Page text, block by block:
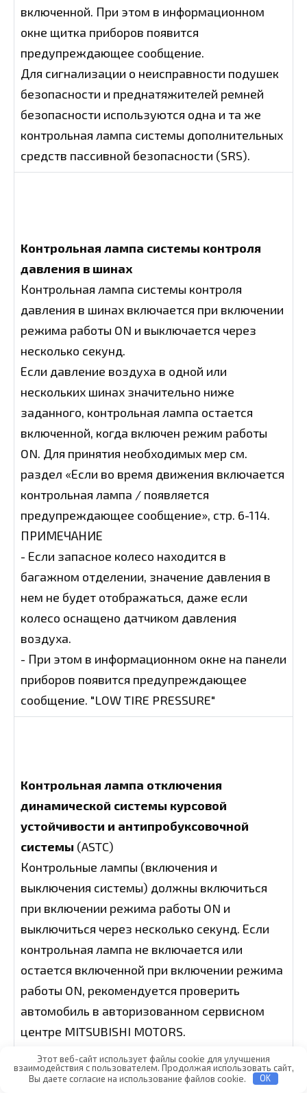
включенной. При этом в информационном
окне щитка приборов появится
предупреждающее сообщение.
Для сигнализации о неисправности подушек
безопасности и преднатяжителей ремней
безопасности используются одна и та же
контрольная лампа системы дополнительных
средств пассивной безопасности (SRS).
Контрольная лампа системы контроля
давления в шинах
Контрольная лампа системы контроля
давления в шинах включается при включении
режима работы ON и выключается через
несколько секунд.
Если давление воздуха в одной или
нескольких шинах значительно ниже
заданного, контрольная лампа остается
включенной, когда включен режим работы
ON. Для принятия необходимых мер см.
раздел «Если во время движения включается
контрольная лампа / появляется
предупреждающее сообщение», стр. 6-114.
ПРИМЕЧАНИЕ
- Если запасное колесо находится в
багажном отделении, значение давления в
нем не будет отображаться, даже если
колесо оснащено датчиком давления
воздуха.
- При этом в информационном окне на панели
приборов появится предупреждающее
сообщение. "LOW TIRE PRESSURE"
Контрольная лампа отключения
динамической системы курсовой
устойчивости и антипробуксовочной
системы (ASTC)
Контрольные лампы (включения и
выключения системы) должны включиться
при включении режима работы ON и
выключиться через несколько секунд. Если
контрольная лампа не включается или
остается включенной при включении режима
работы ON, рекомендуется проверить
автомобиль в авторизованном сервисном
центре MITSUBISHI MOTORS.
Эта контрольная лампа включается при
выключении динамической системы курсовой
Этот веб-сайт использует файлы cookie для улучшения
взаимодействия с пользователем. Продолжая использовать сайт,
Вы даете согласие на использование файлов cookie.
OK